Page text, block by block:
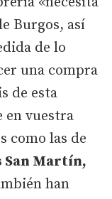
Burgos, así
de lo
una compra
de esta
en vuestra
como las de
San Martín,
han